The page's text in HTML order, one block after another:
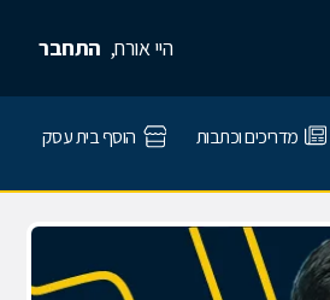
היי אורח, התחבר
מדריכים וכתבות הוסף בית עסק